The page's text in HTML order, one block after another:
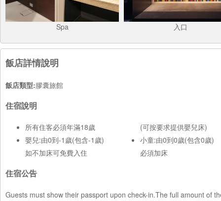
Spa 入口
飯店詳情說明
飯店類型:膠囊旅館
住宿說明
所有住客必須年滿18歲
嬰兒:由0到-1歲(包含-1歲)
如不加床可免費入住
(可按要求提供嬰兒床)
小童:由0到0歲(包含0歲)
必須加床
住宿公告
Guests must show their passport upon check-in.The full amount of